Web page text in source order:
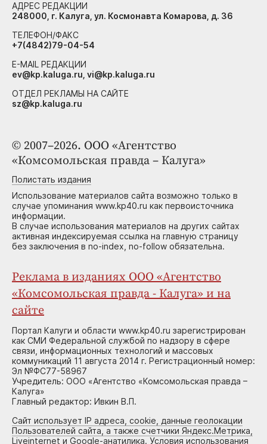
© 2007–2026. ООО «Агентство
«Комсомольская правда – Калуга»
Полистать издания
Использование материалов сайта возможно только в
случае упоминания www.kp40.ru как первоисточника
информации.
В случае использования материалов на других сайтах
активная индексируемая ссылка на главную страницу
без заключения в no-index, no-follow обязательна.
Реклама в изданиях ООО «Агентство
«Комсомольская правда - Калуга» и на
сайте
Портал Калуги и области www.kp40.ru зарегистрирован
как СМИ Федеральной службой по надзору в сфере
связи, информационных технологий и массовых
коммуникаций 11 августа 2014 г. Регистрационный номер:
Эл №ФС77-58967
Учредитель: ООО «Агентство «Комсомольская правда –
Калуга»
Главный редактор: Ивкин В.П.
Сайт использует IP адреса, cookie, данные геолокации
Пользователей сайта, а также счетчики Яндекс.Метрика,
Liveinternet и Google-анатилика. Условия использования
АДРЕС РЕДАКЦИИ
248000, г. Калуга, ул. Космонавта Комарова, д. 36
ТЕЛЕФОН/ФАКС
+7(4842)79-04-54
E-MAIL РЕДАКЦИИ
ev@kp.kaluga.ru, vi@kp.kaluga.ru
ОТДЕЛ РЕКЛАМЫ НА САЙТЕ
sz@kp.kaluga.ru